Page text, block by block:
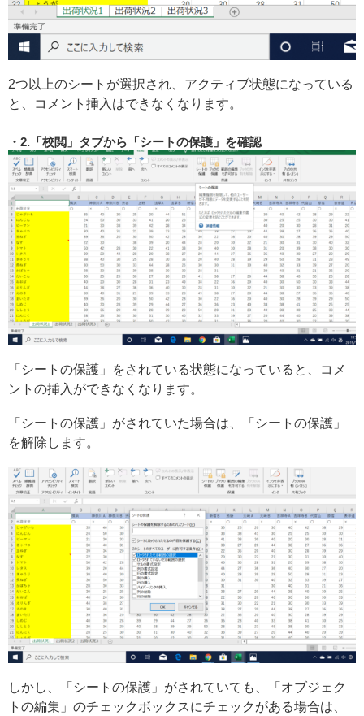
2つ以上のシートが選択され、アクティブ状態になっている
と、コメント挿入はできなくなります。
2.「校閲」タブから「シートの保護」を確認
「シートの保護」をされている状態になっていると、コメ
ントの挿入ができなくなります。
「シートの保護」がされていた場合は、「シートの保護」
を解除します。
しかし、「シートの保護」がされていても、「オブジェク
トの編集」のチェックボックスにチェックがある場合は、